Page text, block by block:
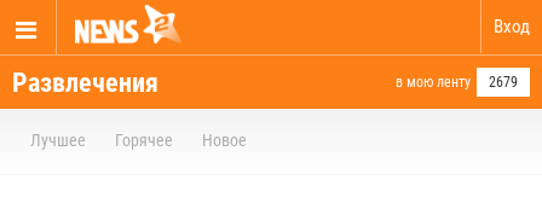
Вход
Развлечения в мою ленту 2679
Лучшее Горячее Новое